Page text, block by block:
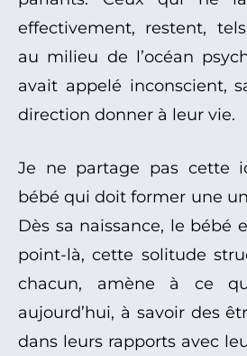
effectivement, restent,
au milieu de l’océan
avait appelé inconscient,
direction donner à leur vie.
Je ne partage pas cette
bébé qui doit former une
Dès sa naissance, le bébé
point-là, cette solitude
chacun, amène à ce
aujourd’hui, à savoir des
dans leurs rapports avec